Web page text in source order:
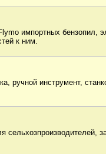
импортных бензопил,
к ним.
ручной инструмент,
сельхозпроизводителей,